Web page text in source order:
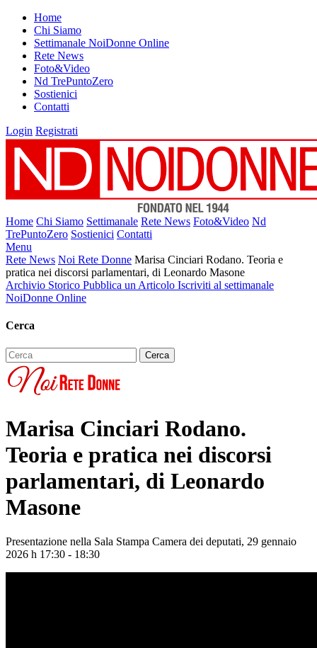
Home
Chi Siamo
Settimanale NoiDonne Online
Rete News
Foto&Video
Nd TrePuntoZero
Sostienici
Contatti
Login Registrati
Home Chi Siamo Settimanale Rete News Foto&Video Nd
TrePuntoZero Sostienici Contatti
Menu
Rete News Noi Rete Donne Marisa Cinciari Rodano. Teoria e
pratica nei discorsi parlamentari, di Leonardo Masone
Archivio Storico Pubblica un Articolo Iscriviti al settimanale
NoiDonne Online
Cerca
Marisa Cinciari Rodano.
Teoria e pratica nei discorsi
parlamentari, di Leonardo
Masone
Presentazione nella Sala Stampa Camera dei deputati, 29 gennaio
2026 h 17:30 - 18:30